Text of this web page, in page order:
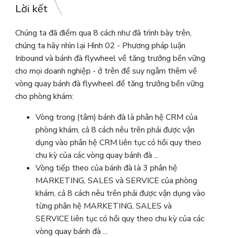
Lời kết
Chúng ta đã điểm qua 8 cách như đã trình bày trên,
chúng ta hãy nhìn lại Hình 02 - Phương pháp luận
Inbound và bánh đà flywheel về tăng trưởng bền vững
cho mọi doanh nghiệp - ở trên để suy ngẫm thêm về
vòng quay bánh đà flywheel để tăng trưởng bền vững
cho phòng khám:
Vòng trong (tâm) bánh đà là phân hệ CRM của
phòng khám, cả 8 cách nêu trên phải được vận
dụng vào phân hệ CRM liên tục có hồi quy theo
chu kỳ của các vòng quay bánh đà ...
Vòng tiếp theo của bánh đà là 3 phân hệ
MARKETING, SALES và SERVICE của phòng
khám, cả 8 cách nêu trên phải được vận dụng vào
từng phân hệ MARKETING, SALES và
SERVICE liên tục có hồi quy theo chu kỳ của các
vòng quay bánh đà ...